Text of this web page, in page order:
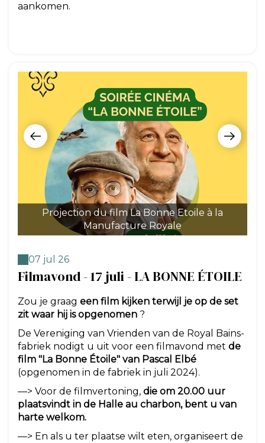
aankomen.
Projection du film La Bonne Etoile à la
Manufacture Royale
07 jul 26
Filmavond - 17 juli - LA BONNE ÉTOILE
Zou je graag een film kijken terwijl je op de set
zit waar hij is opgenomen ?
De Vereniging van Vrienden van de Royal Bains-
fabriek nodigt u uit voor een filmavond met de
film "La Bonne Étoile" van Pascal Elbé
(opgenomen in de fabriek in juli 2024).
—> Voor de filmvertoning, die om 20.00 uur
plaatsvindt in de Halle au charbon, bent u van
harte welkom.
—> En als u ter plaatse wilt eten, organiseert de